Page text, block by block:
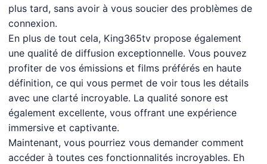
plus tard, sans avoir à vous soucier des problèmes de
connexion.
En plus de tout cela, King365tv propose également
une qualité de diffusion exceptionnelle. Vous pouvez
profiter de vos émissions et films préférés en haute
définition, ce qui vous permet de voir tous les détails
avec une clarté incroyable. La qualité sonore est
également excellente, vous offrant une expérience
immersive et captivante.
Maintenant, vous pourriez vous demander comment
accéder à toutes ces fonctionnalités incroyables. Eh